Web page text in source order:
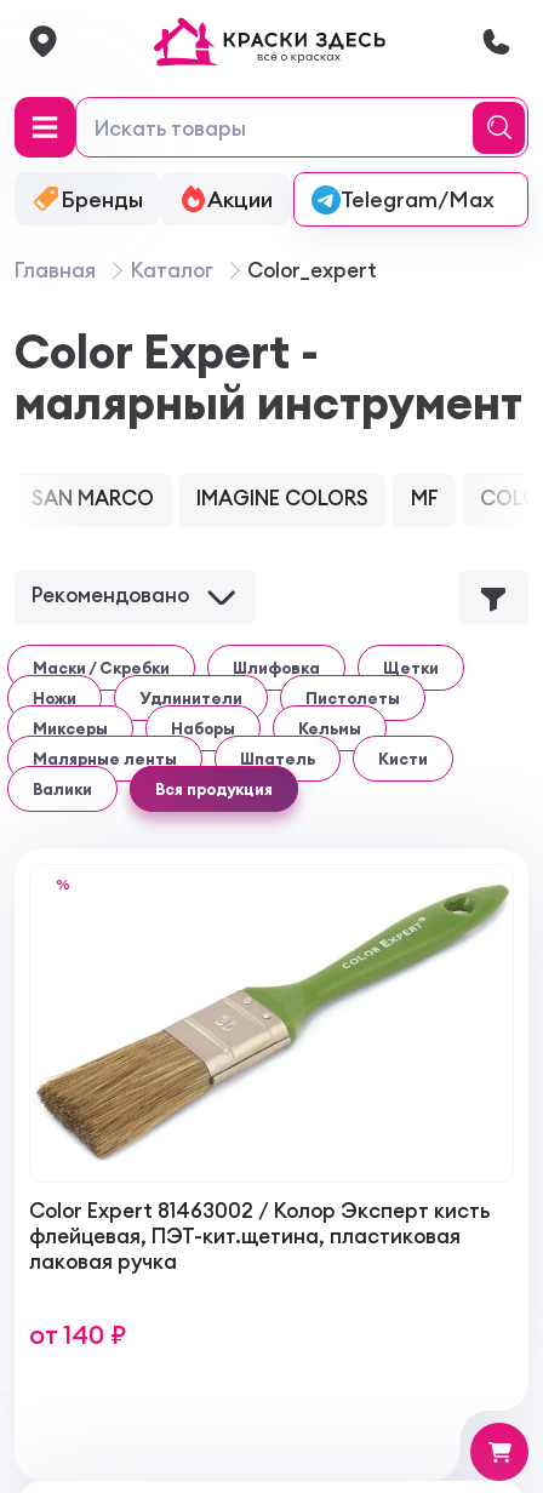
Бренды Акции Онлайн-колеровка
Telegram/Max
Главная Каталог Color_expert
Color Expert -
малярный инструмент
Рекомендовано
Маски / Скребки Шлифовка
Щетки
Ножи
Удлинители
Пистолеты
Миксеры
Наборы
Кельмы
Малярные ленты
Шпатель
Кисти
Валики
Вся продукция
%
Color Expert 81463002 / Колор Эксперт кисть
флейцевая, ПЭТ-кит.щетина, пластиковая
лаковая ручка
от 140 ₽
SAN MARCO IMAGINE COLORS MF